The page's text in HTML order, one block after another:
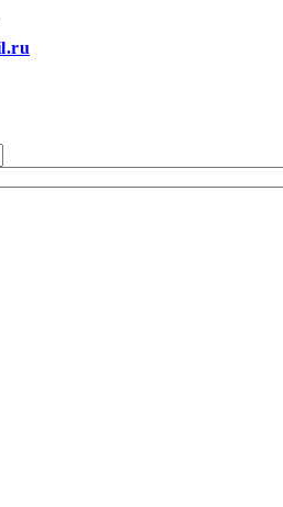
22 | 8(905)367-58-58